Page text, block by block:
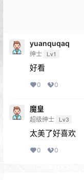
yuanquqaq
绅士 Lv1
好看
0 0
魔皇
超级绅士 Lv3
太美了好喜欢
0 0